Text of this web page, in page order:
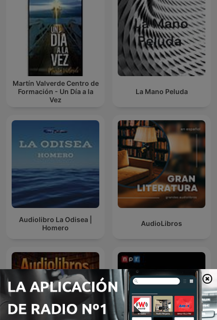
Martín Valverde Centro de
Formación - Un Día a la
Vez
La Mano Peluda
Audiolibro La Odisea |
Homero
AudioLibros